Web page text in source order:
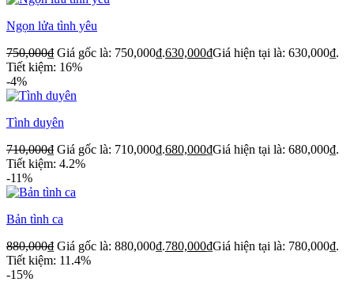
Ngọn lửa tình yêu
750,000₫ Giá gốc là: 750,000₫.630,000₫Giá hiện tại là: 630,000₫.
Tiết kiệm: 16%
-4%
Tình duyên
710,000₫ Giá gốc là: 710,000₫.680,000₫Giá hiện tại là: 680,000₫.
Tiết kiệm: 4.2%
-11%
Bản tình ca
880,000₫ Giá gốc là: 880,000₫.780,000₫Giá hiện tại là: 780,000₫.
Tiết kiệm: 11.4%
-15%